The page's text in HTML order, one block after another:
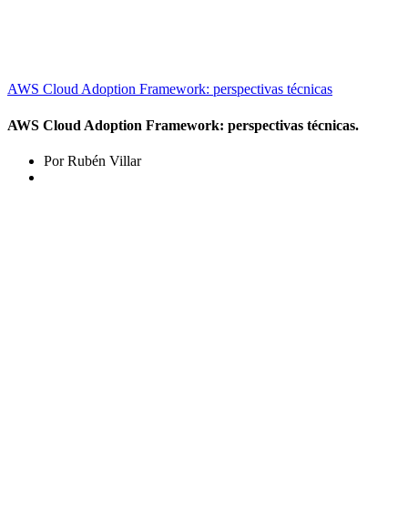
AWS Cloud Adoption Framework: perspectivas técnicas
AWS Cloud Adoption Framework: perspectivas técnicas.
Por Rubén Villar